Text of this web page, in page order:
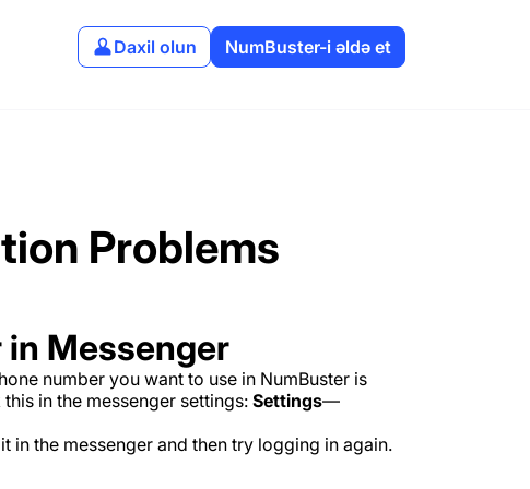
Daxil olun NumBuster-i əldə et
Problems
Messenger
number you want to use in NumBuster is
in the messenger settings: Settings—
in the messenger and then try logging in again.